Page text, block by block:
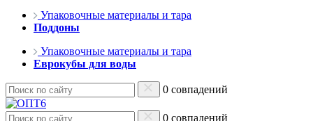
Упаковочные материалы и тара
Поддоны
Упаковочные материалы и тара
Еврокубы для воды
0 совпадений
0 совпадений